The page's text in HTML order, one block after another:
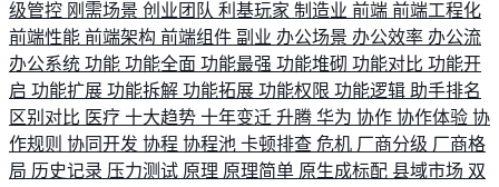
级管控 刚需场景 创业团队 利基玩家 制造业 前端 前端工程化
前端性能 前端架构 前端组件 副业 办公场景 办公效率 办公流
办公系统 功能 功能全面 功能最强 功能堆砌 功能对比 功能开
启 功能扩展 功能拆解 功能拓展 功能权限 功能逻辑 助手排名
区别对比 医疗 十大趋势 十年变迁 升腾 华为 协作 协作体验 协
作规则 协同开发 协程 协程池 卡顿排查 危机 厂商分级 厂商格
局 历史记录 压力测试 原理 原理简单 原生成标配 县域市场 双